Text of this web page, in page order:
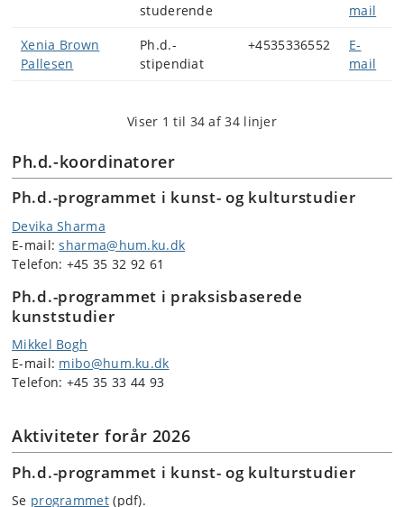
studerende
mail
Xenia Brown
Pallesen
Ph.d.-
stipendiat
+4535336552
E-
mail
Viser 1 til 34 af 34 linjer
Ph.d.-koordinatorer
Ph.d.-programmet i kunst- og kulturstudier
Devika Sharma
E-mail:sharma@hum.ku.dk
Telefon: +45 35 32 92 61
Ph.d.-programmet i praksisbaserede
kunststudier
Mikkel Bogh
E-mail: mibo@hum.ku.dk
Telefon: +45 35 33 44 93
Aktiviteter forår 2026
Ph.d.-programmet i kunst- og kulturstudier
Se programmet(pdf).